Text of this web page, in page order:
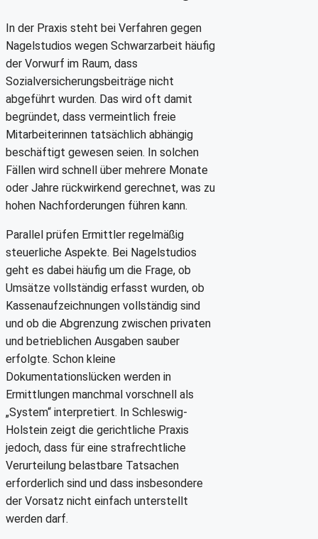
In der Praxis steht bei Verfahren gegen
Nagelstudios wegen Schwarzarbeit häufig
der Vorwurf im Raum, dass
Sozialversicherungsbeiträge nicht
abgeführt wurden. Das wird oft damit
begründet, dass vermeintlich freie
Mitarbeiterinnen tatsächlich abhängig
beschäftigt gewesen seien. In solchen
Fällen wird schnell über mehrere Monate
oder Jahre rückwirkend gerechnet, was zu
hohen Nachforderungen führen kann.
Parallel prüfen Ermittler regelmäßig
steuerliche Aspekte. Bei Nagelstudios
geht es dabei häufig um die Frage, ob
Umsätze vollständig erfasst wurden, ob
Kassenaufzeichnungen vollständig sind
und ob die Abgrenzung zwischen privaten
und betrieblichen Ausgaben sauber
erfolgte. Schon kleine
Dokumentationslücken werden in
Ermittlungen manchmal vorschnell als
„System“ interpretiert. In Schleswig-
Holstein zeigt die gerichtliche Praxis
jedoch, dass für eine strafrechtliche
Verurteilung belastbare Tatsachen
erforderlich sind und dass insbesondere
der Vorsatz nicht einfach unterstellt
werden darf.